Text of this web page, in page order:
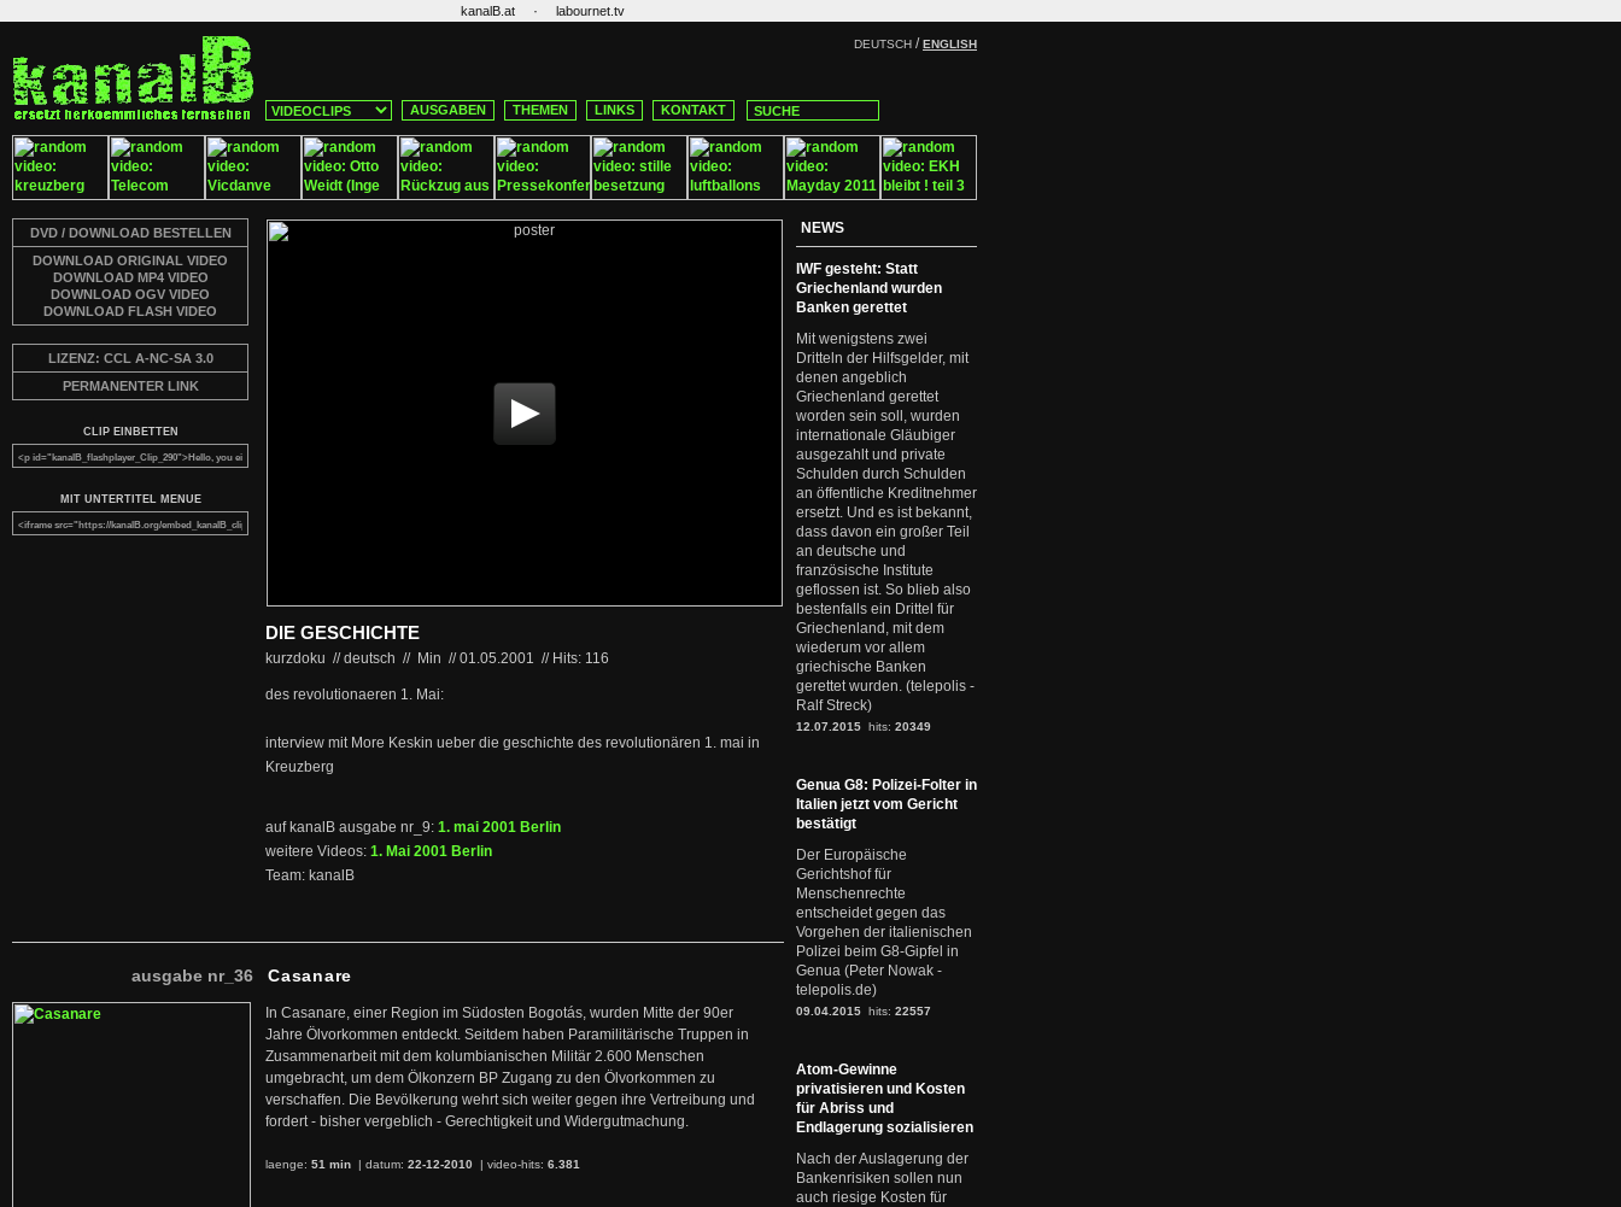
kanalB.at · labournet.tv
DEUTSCH /ENGLISH
AUSGABEN THEMEN LINKS KONTAKT
DVD / DOWNLOAD BESTELLEN
DOWNLOAD ORIGINAL VIDEO
DOWNLOAD MP4 VIDEO
DOWNLOAD OGV VIDEO
DOWNLOAD FLASH VIDEO
LIZENZ: CCL A-NC-SA 3.0
PERMANENTER LINK
CLIP EINBETTEN
MIT UNTERTITEL MENUE
DIE GESCHICHTE
kurzdoku // deutsch // Min //01.05.2001 // Hits: 116
des revolutionaeren 1. Mai:
interview mit More Keskin ueber die geschichte des revolutionären 1. mai in
Kreuzberg
auf kanalB ausgabe nr_9: 1. mai 2001 Berlin
weitere Videos: 1. Mai 2001 Berlin
Team: kanalB
ausgabe nr_36 Casanare
In Casanare, einer Region im Südosten Bogotás, wurden Mitte der 90er
Jahre Ölvorkommen entdeckt. Seitdem haben Paramilitärische Truppen in
Zusammenarbeit mit dem kolumbianischen Militär 2.600 Menschen
umgebracht, um dem Ölkonzern BP Zugang zu den Ölvorkommen zu
verschaffen. Die Bevölkerung wehrt sich weiter gegen ihre Vertreibung und
fordert - bisher vergeblich - Gerechtigkeit und Widergutmachung.
laenge: 51 min | datum: 22-12-2010 | video-hits: 6.381
NEWS
IWF gesteht: Statt
Griechenland wurden
Banken gerettet
Mit wenigstens zwei
Dritteln der Hilfsgelder, mit
denen angeblich
Griechenland gerettet
worden sein soll, wurden
internationale Gläubiger
ausgezahlt und private
Schulden durch Schulden
an öffentliche Kreditnehmer
ersetzt. Und es ist bekannt,
dass davon ein großer Teil
an deutsche und
französische Institute
geflossen ist. So blieb also
bestenfalls ein Drittel für
Griechenland, mit dem
wiederum vor allem
griechische Banken
gerettet wurden. (telepolis -
Ralf Streck)
12.07.2015 hits: 20349
Genua G8: Polizei-Folter in
Italien jetzt vom Gericht
bestätigt
Der Europäische
Gerichtshof für
Menschenrechte
entscheidet gegen das
Vorgehen der italienischen
Polizei beim G8-Gipfel in
Genua (Peter Nowak -
telepolis.de)
09.04.2015 hits: 22557
Atom-Gewinne
privatisieren und Kosten
für Abriss und
Endlagerung sozialisieren
Nach der Auslagerung der
Bankenrisiken sollen nun
auch riesige Kosten für